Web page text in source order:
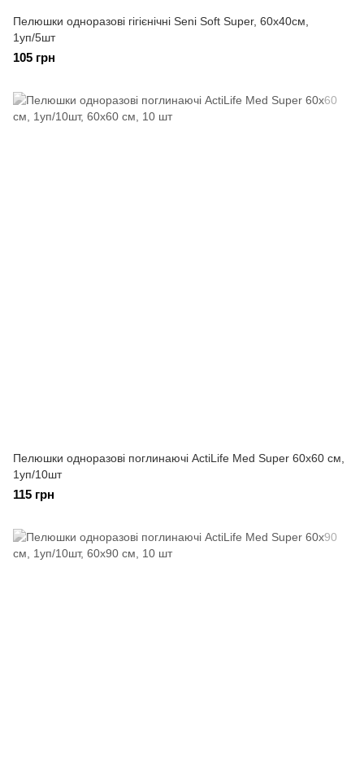
Пелюшки одноразові гігієнічні Seni Soft Super, 60х40см,
1уп/5шт
105 грн
Пелюшки одноразові поглинаючі ActiLife Med Super 60х60 см,
1уп/10шт
115 грн